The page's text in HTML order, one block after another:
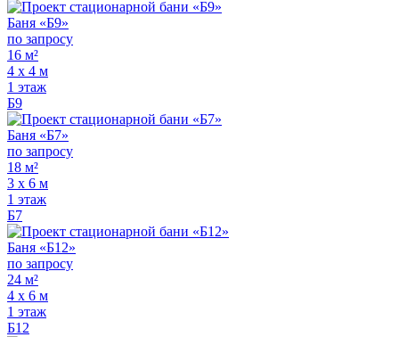
Баня «Б9»
по запросу
16 м²
4 х 4 м
1 этаж
Б9
Баня «Б7»
по запросу
18 м²
3 х 6 м
1 этаж
Б7
Баня «Б12»
по запросу
24 м²
4 х 6 м
1 этаж
Б12